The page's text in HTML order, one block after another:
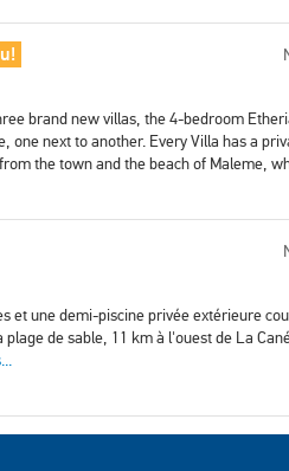
brand new villas, the 4-bedroom
one next to another. Every Villa has a
the town and the beach of Maleme,
et une demi-piscine privée extérieure
de sable, 11 km à l'ouest de La